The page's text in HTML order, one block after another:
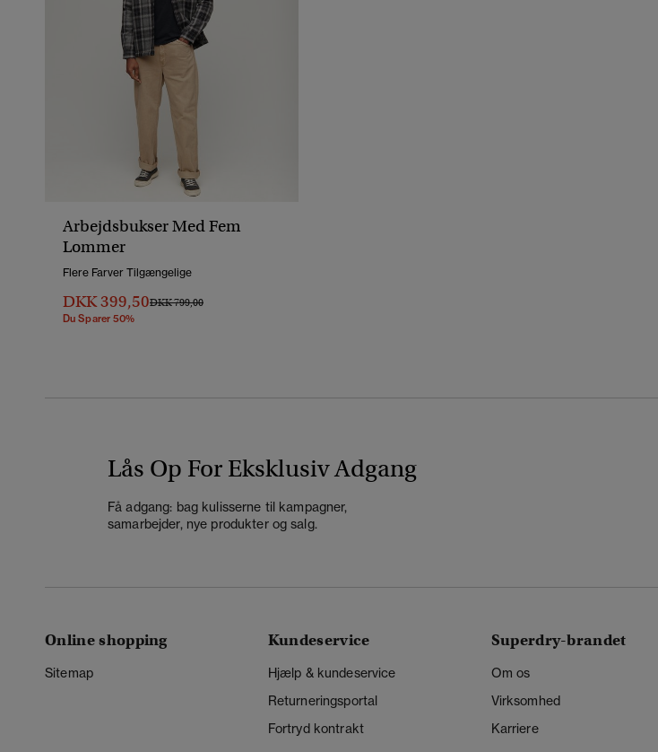
Arbejdsbukser Med Fem
Lommer
Flere Farver Tilgængelige
DKK 399,50Pris Nedsat Fra
DKK 799,00Til
Du Sparer 50%
Lås Op For Eksklusiv Adgang
Få adgang: bag kulisserne til kampagner,
samarbejder, nye produkter og salg.
Online shopping
Sitemap
Kundeservice
Hjælp & kundeservice
Returneringsportal
Fortryd kontrakt
Superdry-brandet
Om os
Virksomhed
Karriere